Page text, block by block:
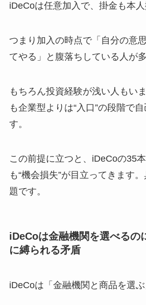
iDeCoは任意加入で、掛金も本人
つまり加入の時点で「自分の意
てやる」と腹落ちしている人が多
もちろん投資経験が浅い人もい
も企業型よりは“入口”の段階で
す。
この前提に立つと、iDeCoの35
も“機会損失”が目立ってきます
題です。
iDeCoは金融機関を選べるの
に縛られる矛盾
iDeCoは「金融機関と商品を選ぶ